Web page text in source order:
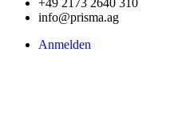
+49 2173 2640 310
info@prisma.ag
Anmelden